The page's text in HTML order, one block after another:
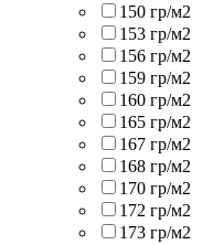
150 гр/м2
153 гр/м2
156 гр/м2
159 гр/м2
160 гр/м2
165 гр/м2
167 гр/м2
168 гр/м2
170 гр/м2
172 гр/м2
173 гр/м2